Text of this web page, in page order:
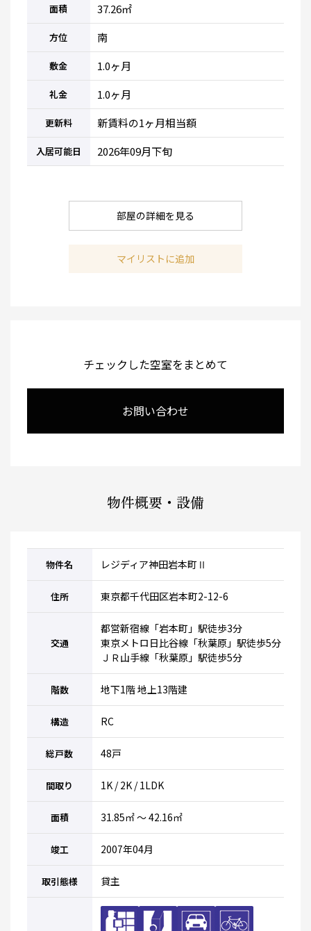
面積 37.26㎡
方位 南
敷金 1.0ヶ月
礼金 1.0ヶ月
更新料 新賃料の1ヶ月相当額
入居可能日 2026年09月下旬
部屋の詳細を見る
マイリストに追加
チェックした空室をまとめて
お問い合わせ
物件概要・設備
物件名 レジディア神田岩本町Ⅱ
住所 東京都千代田区岩本町2-12-6
交通
都営新宿線「岩本町」駅徒歩3分
東京メトロ日比谷線「秋葉原」駅徒歩5分
ＪＲ山手線「秋葉原」駅徒歩5分
階数 地下1階 地上13階建
構造 RC
総戸数 48戸
間取り 1K / 2K / 1LDK
面積 31.85㎡ ～ 42.16㎡
竣工 2007年04月
取引態様 貸主